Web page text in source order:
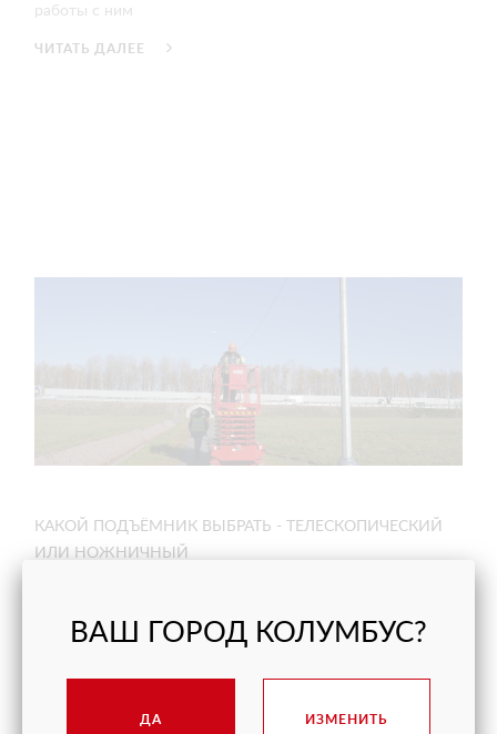
работы с ним
ЧИТАТЬ ДАЛЕЕ
КАКОЙ ПОДЪЁМНИК ВЫБРАТЬ - ТЕЛЕСКОПИЧЕСКИЙ
ИЛИ НОЖНИЧНЫЙ
способов использования
ЧИТАТЬ ДАЛЕЕ
ВАШ ГОРОД КОЛУМБУС?
ДА ИЗМЕНИТЬ